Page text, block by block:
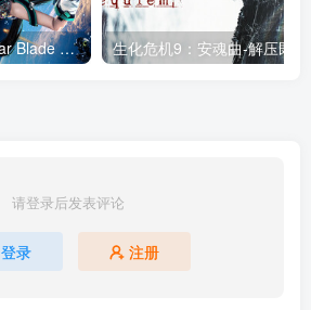
剑星-虚拟机版/ Stellar Blade v1.4.1|Build.19963153 终极版新补丁 送修改器 免安装中文版
请登录后发表评论
登录 注册